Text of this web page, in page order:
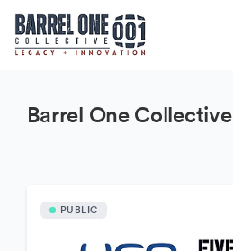
Barrel One Collective
PUBLIC